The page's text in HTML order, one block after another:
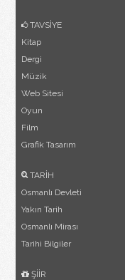
TAVSİYE
Kitap
Dergi
Müzik
Web Sitesi
Oyun
Film
Grafik Tasarım
TARİH
Osmanlı Devleti
Yakın Tarih
Osmanlı Mirası
Tarihi Bilgiler
ŞİİR